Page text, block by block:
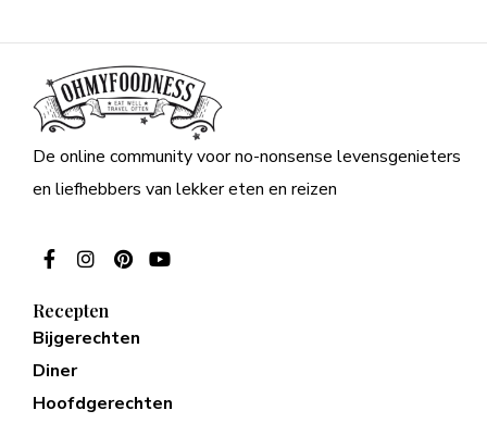
De online community voor no-nonsense levensgenieters
en liefhebbers van lekker eten en reizen
Recepten
Bijgerechten
Diner
Hoofdgerechten